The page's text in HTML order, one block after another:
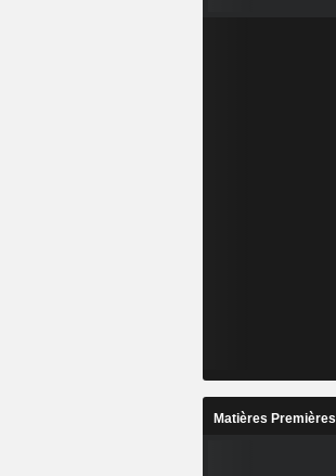
Matières Premières